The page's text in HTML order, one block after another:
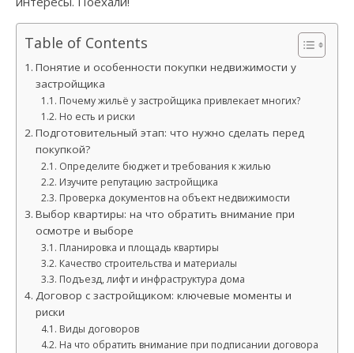
Table of Contents
Понятие и особенности покупки недвижимости у
застройщика
Почему жильё у застройщика привлекает многих?
Но есть и риски
Подготовительный этап: что нужно сделать перед
покупкой?
Определите бюджет и требования к жилью
Изучите репутацию застройщика
Проверка документов на объект недвижимости
Выбор квартиры: на что обратить внимание при
осмотре и выборе
Планировка и площадь квартиры
Качество строительства и материалы
Подъезд, лифт и инфраструктура дома
Договор с застройщиком: ключевые моменты и
риски
Виды договоров
На что обратить внимание при подписании договора